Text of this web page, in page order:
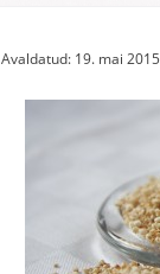
Avaldatud: 19. mai 2015